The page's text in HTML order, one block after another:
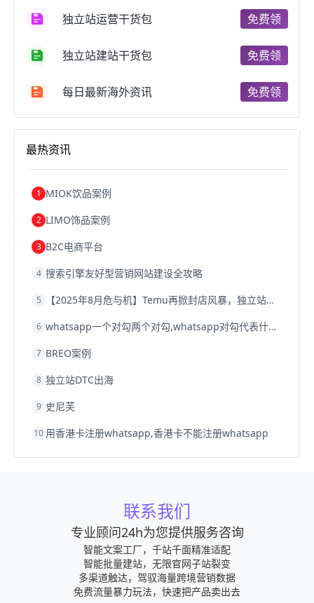
跨境电商费用美国跨境电商
天津跨境电商东南亚跨境电商
跨境电商b2b阿里巴巴跨境电商
跨境电商关税
跨境电商建站
浙江跨境电商宁波跨境电商跨境电商的模式
跨境电商优势跨境电商的优势
独立站运营干货包 免费领
独立站建站干货包 免费领
每日最新海外资讯 免费领
最热资讯
1 MIOK饮品案例
2 LIMO饰品案例
3 B2C电商平台
4 搜索引擎友好型营销网站建设全攻略
5 【2025年8月危与机】Temu再掀封店风暴，独立站才是跨境卖家的避险通道
6 whatsapp一个对勾两个对勾,whatsapp对勾代表什么意思
7 BREO案例
8 独立站DTC出海
9 史尼芙
10 用香港卡注册whatsapp,香港卡不能注册whatsapp
联系我们
专业顾问24h为您提供服务咨询
智能文案工厂，千站千面精准适配
智能批量建站，无限官网子站裂变
多渠道触达，驾驭海量跨境营销数据
免费流量暴力玩法，快速把产品卖出去